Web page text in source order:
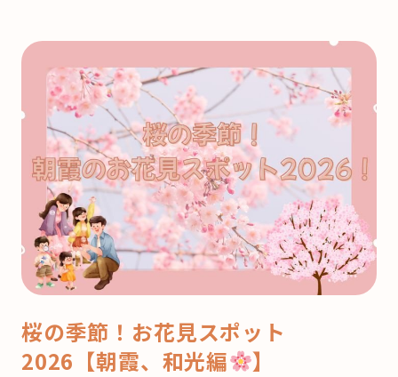
桜の季節！お花見スポット
2026【朝霞、和光編
】